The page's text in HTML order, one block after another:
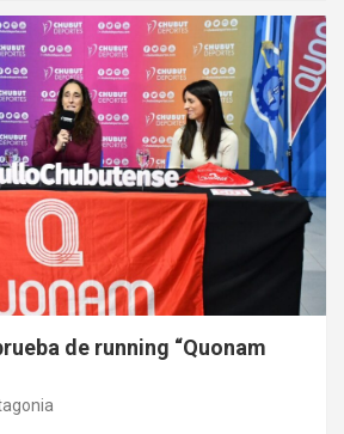
de running “Quonam